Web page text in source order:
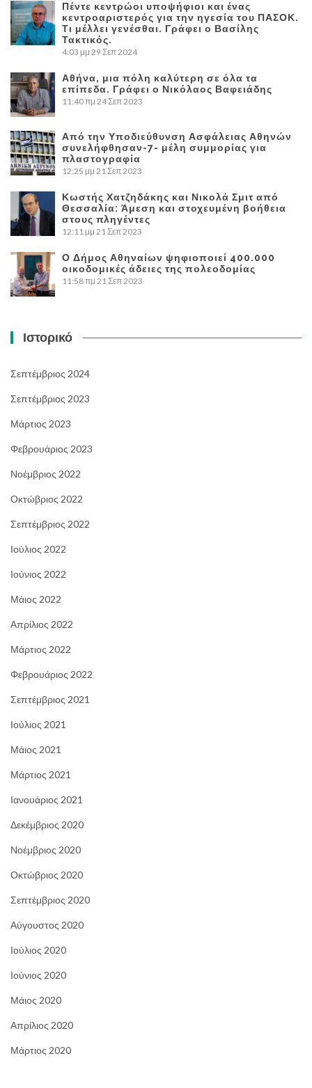
Πέντε κεντρώοι υποψήφιοι και ένας
κεντροαριστερός για την ηγεσία του ΠΑΣΟΚ.
Τι μέλλει γενέσθαι. Γράφει ο Βασίλης
Τακτικός.
4:03 μμ 29 Σεπ 2024
Αθήνα, μια πόλη καλύτερη σε όλα τα
επίπεδα. Γράφει ο Νικόλαος Βαφειάδης
11:40 πμ 24 Σεπ 2023
Από την Υποδιεύθυνση Ασφάλειας Αθηνών
συνελήφθησαν-7- μέλη συμμορίας για
πλαστογραφία
12:25 μμ 21 Σεπ 2023
Κωστής Χατζηδάκης και Νικολά Σμιτ από
Θεσσαλία: Άμεση και στοχευμένη βοήθεια
στους πληγέντες
12:11 μμ 21 Σεπ 2023
Ο Δήμος Αθηναίων ψηφιοποιεί 400.000
οικοδομικές άδειες της πολεοδομίας
11:58 πμ 21 Σεπ 2023
Ιστορικό
Σεπτέμβριος 2024
Σεπτέμβριος 2023
Μάρτιος 2023
Φεβρουάριος 2023
Νοέμβριος 2022
Οκτώβριος 2022
Σεπτέμβριος 2022
Ιούλιος 2022
Ιούνιος 2022
Μάιος 2022
Απρίλιος 2022
Μάρτιος 2022
Φεβρουάριος 2022
Σεπτέμβριος 2021
Ιούλιος 2021
Μάιος 2021
Μάρτιος 2021
Ιανουάριος 2021
Δεκέμβριος 2020
Νοέμβριος 2020
Οκτώβριος 2020
Σεπτέμβριος 2020
Αύγουστος 2020
Ιούλιος 2020
Ιούνιος 2020
Μάιος 2020
Απρίλιος 2020
Μάρτιος 2020